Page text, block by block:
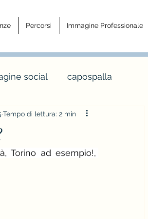
Percorsi Immagine Professionale
social capospalla
armocromia
maglia a righe
Tempo di lettura: 2 min